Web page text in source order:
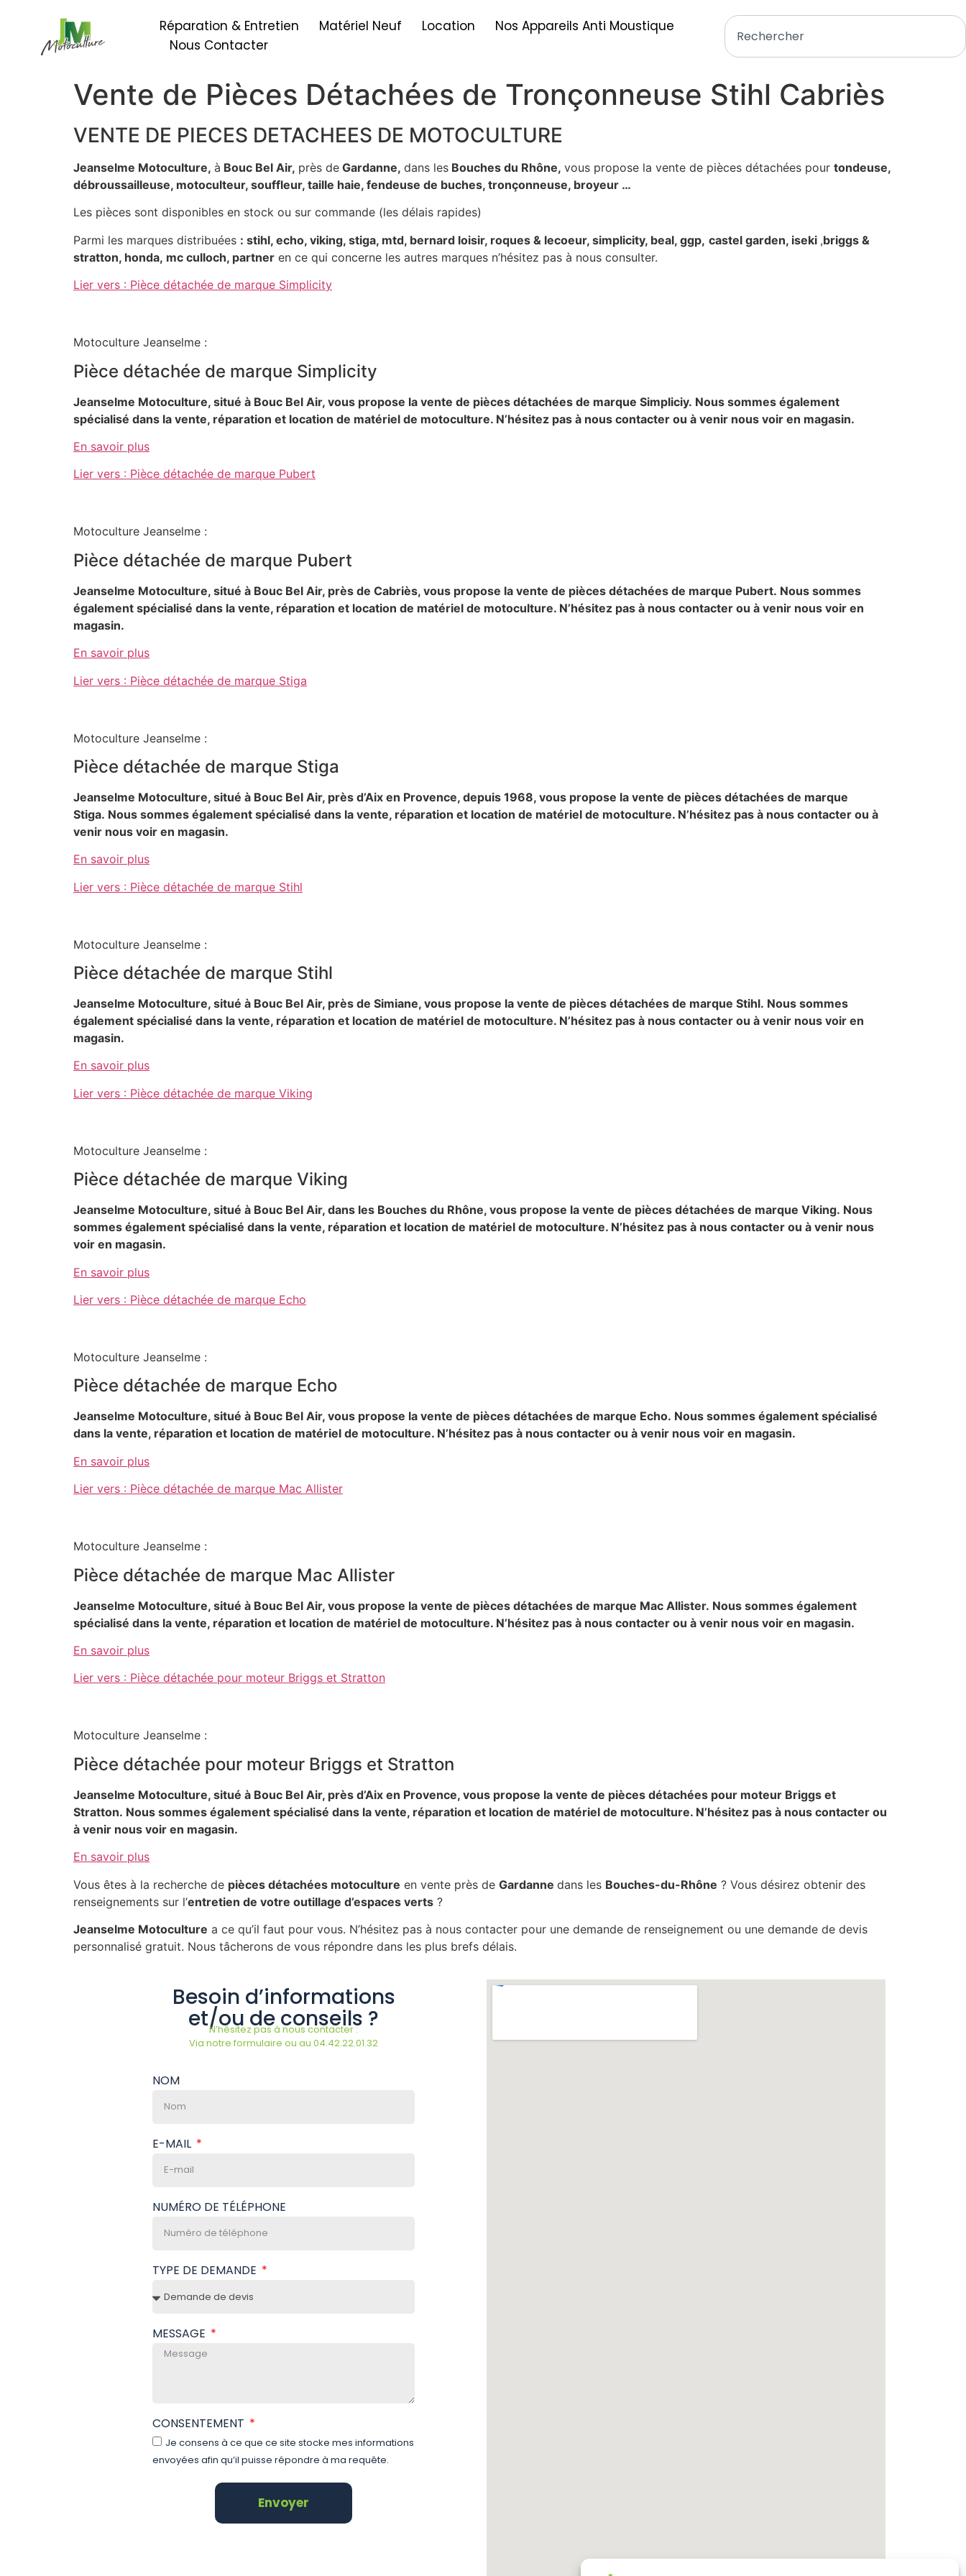
Réparation & Entretien Matériel Neuf Location
Nos Appareils Anti Moustique
Nous Contacter
Vente de Pièces Détachées de Tronçonneuse Stihl Cabriès
VENTE DE PIECES DETACHEES DE MOTOCULTURE
Jeanselme Motoculture, à Bouc Bel Air, près de Gardanne, dans les Bouches du Rhône, vous propose la vente de pièces détachées pour tondeuse,
débroussailleuse, motoculteur, souffleur, taille haie, fendeuse de buches, tronçonneuse, broyeur …
Les pièces sont disponibles en stock ou sur commande (les délais rapides)
Parmi les marques distribuées : stihl, echo, viking, stiga, mtd, bernard loisir, roques & lecoeur, simplicity, beal, ggp, castel garden, iseki ,briggs &
stratton, honda, mc culloch, partner en ce qui concerne les autres marques n’hésitez pas à nous consulter.
Lier vers : Pièce détachée de marque Simplicity
Motoculture Jeanselme :
Pièce détachée de marque Simplicity
Jeanselme Motoculture, situé à Bouc Bel Air, vous propose la vente de pièces détachées de marque Simpliciy. Nous sommes également
spécialisé dans la vente, réparation et location de matériel de motoculture. N’hésitez pas à nous contacter ou à venir nous voir en magasin.
En savoir plus
Lier vers : Pièce détachée de marque Pubert
Motoculture Jeanselme :
Pièce détachée de marque Pubert
Jeanselme Motoculture, situé à Bouc Bel Air, près de Cabriès, vous propose la vente de pièces détachées de marque Pubert. Nous sommes
également spécialisé dans la vente, réparation et location de matériel de motoculture. N’hésitez pas à nous contacter ou à venir nous voir en
magasin.
En savoir plus
Lier vers : Pièce détachée de marque Stiga
Motoculture Jeanselme :
Pièce détachée de marque Stiga
Jeanselme Motoculture, situé à Bouc Bel Air, près d’Aix en Provence, depuis 1968, vous propose la vente de pièces détachées de marque
Stiga. Nous sommes également spécialisé dans la vente, réparation et location de matériel de motoculture. N’hésitez pas à nous contacter ou à
venir nous voir en magasin.
En savoir plus
Lier vers : Pièce détachée de marque Stihl
Motoculture Jeanselme :
Pièce détachée de marque Stihl
Jeanselme Motoculture, situé à Bouc Bel Air, près de Simiane, vous propose la vente de pièces détachées de marque Stihl. Nous sommes
également spécialisé dans la vente, réparation et location de matériel de motoculture. N’hésitez pas à nous contacter ou à venir nous voir en
magasin.
En savoir plus
Lier vers : Pièce détachée de marque Viking
Motoculture Jeanselme :
Pièce détachée de marque Viking
Jeanselme Motoculture, situé à Bouc Bel Air, dans les Bouches du Rhône, vous propose la vente de pièces détachées de marque Viking. Nous
sommes également spécialisé dans la vente, réparation et location de matériel de motoculture. N’hésitez pas à nous contacter ou à venir nous
voir en magasin.
En savoir plus
Lier vers : Pièce détachée de marque Echo
Motoculture Jeanselme :
Pièce détachée de marque Echo
Jeanselme Motoculture, situé à Bouc Bel Air, vous propose la vente de pièces détachées de marque Echo. Nous sommes également spécialisé
dans la vente, réparation et location de matériel de motoculture. N’hésitez pas à nous contacter ou à venir nous voir en magasin.
En savoir plus
Lier vers : Pièce détachée de marque Mac Allister
Motoculture Jeanselme :
Pièce détachée de marque Mac Allister
Jeanselme Motoculture, situé à Bouc Bel Air, vous propose la vente de pièces détachées de marque Mac Allister. Nous sommes également
spécialisé dans la vente, réparation et location de matériel de motoculture. N’hésitez pas à nous contacter ou à venir nous voir en magasin.
En savoir plus
Lier vers : Pièce détachée pour moteur Briggs et Stratton
Motoculture Jeanselme :
Pièce détachée pour moteur Briggs et Stratton
Jeanselme Motoculture, situé à Bouc Bel Air, près d’Aix en Provence, vous propose la vente de pièces détachées pour moteur Briggs et
Stratton. Nous sommes également spécialisé dans la vente, réparation et location de matériel de motoculture. N’hésitez pas à nous contacter ou
à venir nous voir en magasin.
En savoir plus
Vous êtes à la recherche de pièces détachées motoculture en vente près de Gardanne dans les Bouches-du-Rhône ? Vous désirez obtenir des
renseignements sur l’entretien de votre outillage d’espaces verts ?
Jeanselme Motoculture a ce qu’il faut pour vous. N’hésitez pas à nous contacter pour une demande de renseignement ou une demande de devis
personnalisé gratuit. Nous tâcherons de vous répondre dans les plus brefs délais.
Besoin d’informations
et/ou de conseils ?
N’hésitez pas à nous contacter :
Via notre formulaire ou au 04.42.22.01.32
NOM
E-MAIL
NUMÉRO DE TÉLÉPHONE
TYPE DE DEMANDE
MESSAGE
CONSENTEMENT
Je consens à ce que ce site stocke mes informations
envoyées afin qu’il puisse répondre à ma requête.
Envoyer